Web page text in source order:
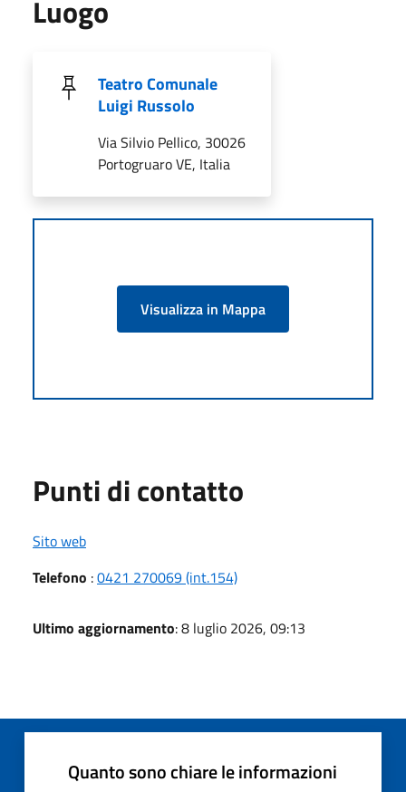
Luogo
Teatro Comunale
Luigi Russolo
Via Silvio Pellico, 30026
Portogruaro VE, Italia
Visualizza in Mappa
Punti di contatto
Sito web
Telefono :0421 270069 (int.154)
Ultimo aggiornamento: 8 luglio 2026, 09:13
Quanto sono chiare le informazioni